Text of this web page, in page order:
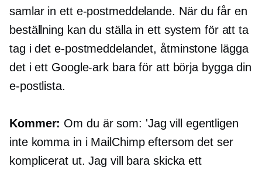
samlar in ett e-postmeddelande. När du får en
beställning kan du ställa in ett system för att ta
tag i det e-postmeddelandet, åtminstone lägga
det i ett Google-ark bara för att börja bygga din
e-postlista.
Kommer: Om du är som: 'Jag vill egentligen
inte komma in i MailChimp eftersom det ser
komplicerat ut. Jag vill bara skicka ett